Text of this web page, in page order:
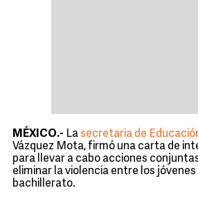
MÉXICO.- Lasecretaria de
Vázquez Mota, firmó una carta de
para llevar a cabo acciones
eliminar la violencia entre los jóvenes
bachillerato.